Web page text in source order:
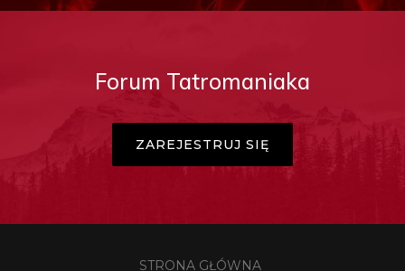
Forum Tatromaniaka
ZAREJESTRUJ SIĘ
STRONA GŁÓWNA